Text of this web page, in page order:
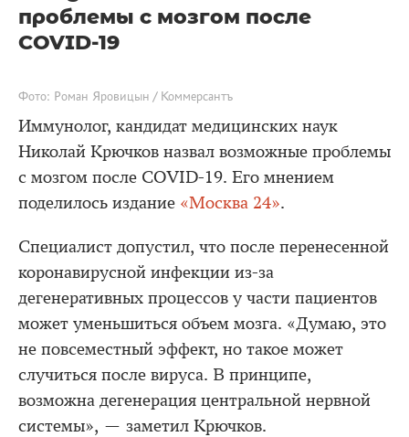
проблемы с мозгом после
COVID-19
Фото: Роман Яровицын / Коммерсантъ
Иммунолог, кандидат медицинских наук
Николай Крючков назвал возможные проблемы
с мозгом после COVID-19. Его мнением
поделилось издание «Москва 24».
Специалист допустил, что после перенесенной
коронавирусной инфекции из-за
дегенеративных процессов у части пациентов
может уменьшиться объем мозга. «Думаю, это
не повсеместный эффект, но такое может
случиться после вируса. В принципе,
возможна дегенерация центральной нервной
системы», — заметил Крючков.